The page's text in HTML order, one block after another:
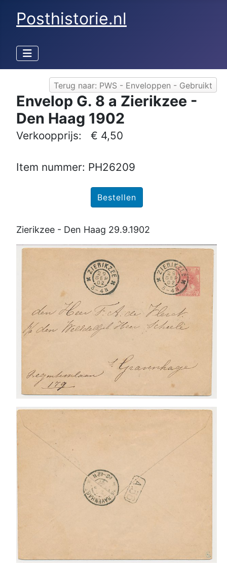
Posthistorie.nl
Terug naar: PWS - Enveloppen - Gebruikt
Envelop G. 8 a Zierikzee -
Den Haag 1902
Verkoopprijs: € 4,50
Item nummer: PH26209
Zierikzee - Den Haag 29.9.1902